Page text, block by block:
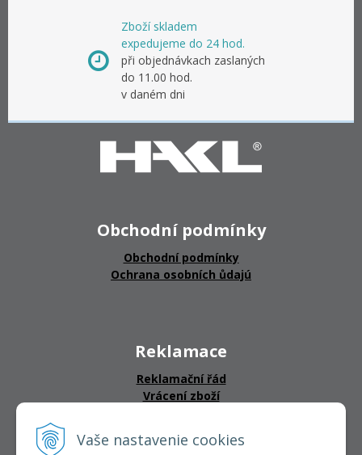
Vaše nastavenie cookies
Zboží skladem
expedujeme do 24 hod.
při objednávkach zaslaných
do 11.00 hod.
v daném dni
Obchodní podmínky
Obchodní podmínky
Ochrana osobních ůdajú
Reklamace
Reklamační řád
Vrácení zboží